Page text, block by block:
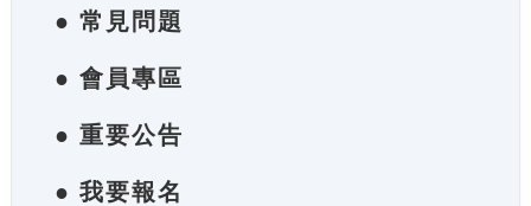
● 常見問題
● 會員專區
● 重要公告
● 我要報名